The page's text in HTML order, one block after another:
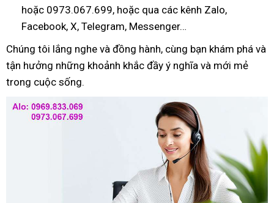
hoặc 0973.067.699, hoặc qua các kênh Zalo,
Facebook, X, Telegram, Messenger…
Chúng tôi lắng nghe và đồng hành, cùng bạn khám phá và
tận hưởng những khoảnh khắc đầy ý nghĩa và mới mẻ
trong cuộc sống.